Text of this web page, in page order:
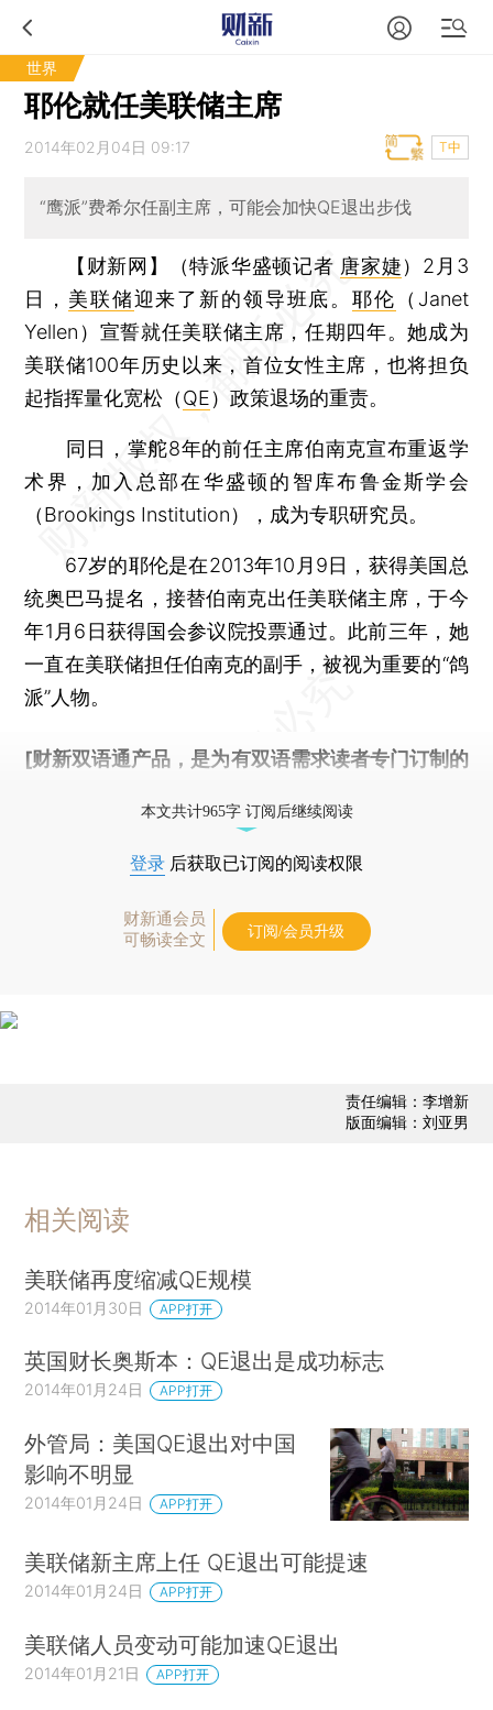
世界
耶伦就任美联储主席
2014年02月04日 09:17 T中
“鹰派”费希尔任副主席，可能会加快QE退出步伐
【财新网】（特派华盛顿记者 唐家婕） 2月3
日， 美联储迎来了新的领导班底。耶伦 （Janet
Yellen）宣誓就任美联储主席，任期四年。她成为
美联储100年历史以来，首位女性主席，也将担负
起指挥量化宽松（QE）政策退场的重责。
同日，掌舵8年的前任主席伯南克宣布重返学
术界，加入总部在华盛顿的智库布鲁金斯学会
（Brookings Institution），成为专职研究员。
67岁的耶伦是在2013年10月9日，获得美国总
统奥巴马提名，接替伯南克出任美联储主席，于今
年1月6日获得国会参议院投票通过。此前三年，她
一直在美联储担任伯南克的副手，被视为重要的“鸽
派”人物。
[财新双语通产品，是为有双语需求读者专门订制的
本文共计965字 订阅后继续阅读
登录 后获取已订阅的阅读权限
财新通会员
可畅读全文
订阅/会员升级
责任编辑：李增新
版面编辑：刘亚男
相关阅读
美联储再度缩减QE规模
2014年01月30日 APP打开
英国财长奥斯本：QE退出是成功标志
2014年01月24日 APP打开
外管局：美国QE退出对中国
影响不明显
2014年01月24日 APP打开
美联储新主席上任 QE退出可能提速
2014年01月24日 APP打开
美联储人员变动可能加速QE退出
2014年01月21日 APP打开